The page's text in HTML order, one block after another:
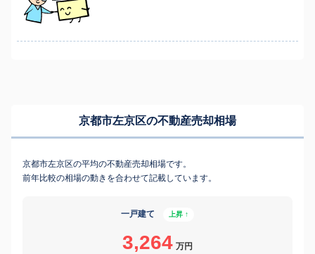
京都市左京区の不動産売却相場
京都市左京区の平均の不動産売却相場です。
前年比較の相場の動きを合わせて記載しています。
一戸建て 上昇 ↑
3,264 万円